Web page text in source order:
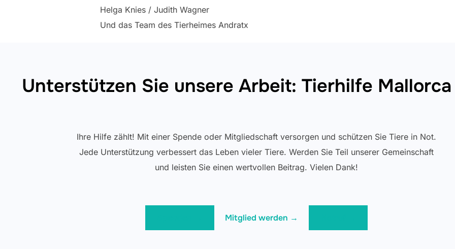
Helga Knies / Judith Wagner
Und das Team des Tierheimes Andratx
Unterstützen Sie unsere Arbeit: Tierhilfe Mallorca
Ihre Hilfe zählt! Mit einer Spende oder Mitgliedschaft versorgen und schützen Sie Tiere in Not.
Jede Unterstützung verbessert das Leben vieler Tiere. Werden Sie Teil unserer Gemeinschaft
und leisten Sie einen wertvollen Beitrag. Vielen Dank!
Mitglied werden →